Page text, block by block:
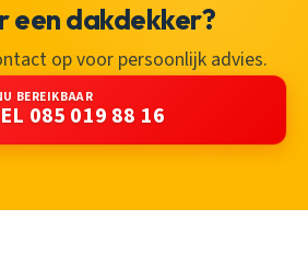
een dakdekker?
op voor persoonlijk advies.
BEREIKBAAR
085 019 88 16